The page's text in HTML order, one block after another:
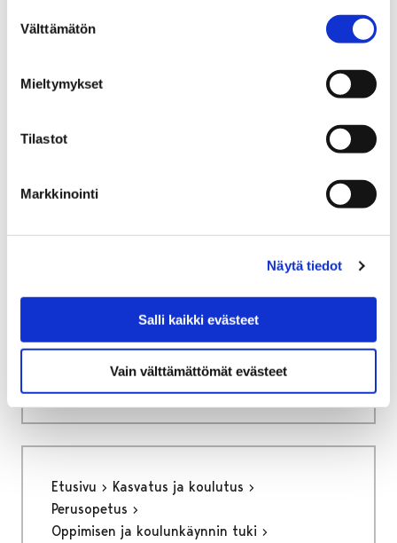
valinta
Välttämätön
Mieltymykset
Tilastot
Markkinointi
Näytä tiedot
Salli kaikki evästeet
Vain välttämättömät evästeet
Etusivu
Toimijat
Liikuntapaikat
Uimahallit ja -rannat
Keskustan uimahalli
Keskustan uimahalli
Etusivu
Kasvatus ja koulutus
Perusopetus
Oppimisen ja koulunkäynnin tuki